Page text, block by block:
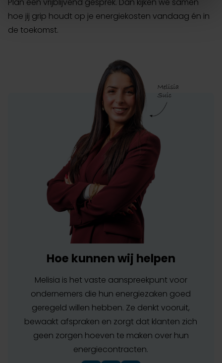
Plan een vrijblijvend gesprek. Dan kijken we samen
hoe jij grip houdt op je energiekosten vandaag én in
de toekomst.
Hoe kunnen wij helpen
Melisia is het vaste aanspreekpunt voor
ondernemers die hun energiezaken goed
geregeld willen hebben. Ze denkt vooruit,
bewaakt afspraken en zorgt dat klanten zich
geen zorgen hoeven te maken over hun
energiecontracten.